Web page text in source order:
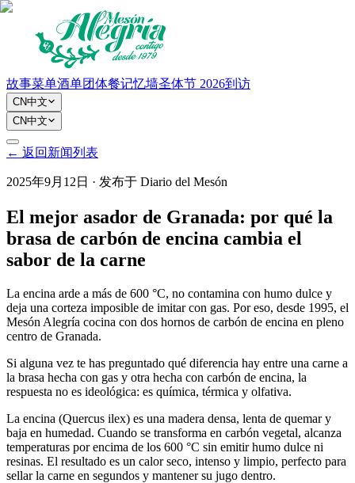
故事菜单酒单团体餐记忆墙圣体节 2026到访
CN中文
CN中文
← 返回新闻列表
2025年9月12日 · 发布于 Diario del Mesón
El mejor asador de Granada: por qué la
brasa de carbón de encina cambia el
sabor de la carne
La encina arde a más de 600 °C, no contamina con humo dulce y
deja una corteza imposible de imitar con gas. Por eso, desde 1995, el
Mesón Alegría cocina con dos hornos de carbón de encina en pleno
centro de Granada.
Si alguna vez te has preguntado qué diferencia hay entre una carne a
la brasa hecha con gas y otra hecha con carbón de encina, la
respuesta no es ideológica: es química, térmica y olfativa.
La encina (Quercus ilex) es una madera densa, lenta de quemar y
baja en humedad. Cuando se transforma en carbón vegetal, alcanza
temperaturas por encima de los 600 °C sin emitir humo dulce ni
resinas. El resultado es un calor seco, intenso y limpio, perfecto para
sellar la carne en segundos y mantener su jugo dentro.